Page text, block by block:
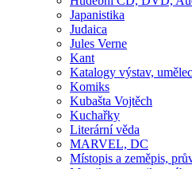
Japanistika
Judaica
Jules Verne
Kant
Katalogy výstav,
Komiks
Kubašta Vojtěch
Kuchařky
Literární věda
MARVEL, DC
Místopis a zeměpis,